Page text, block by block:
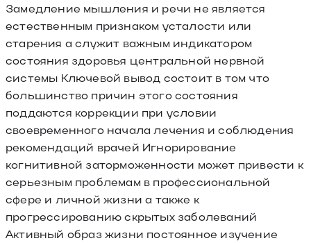
Замедление мышления и речи не является
естественным признаком усталости или
старения а служит важным индикатором
состояния здоровья центральной нервной
системы Ключевой вывод состоит в том что
большинство причин этого состояния
поддаются коррекции при условии
своевременного начала лечения и соблюдения
рекомендаций врачей Игнорирование
когнитивной заторможенности может привести к
серьезным проблемам в профессиональной
сфере и личной жизни а также к
прогрессированию скрытых заболеваний
Активный образ жизни постоянное изучение